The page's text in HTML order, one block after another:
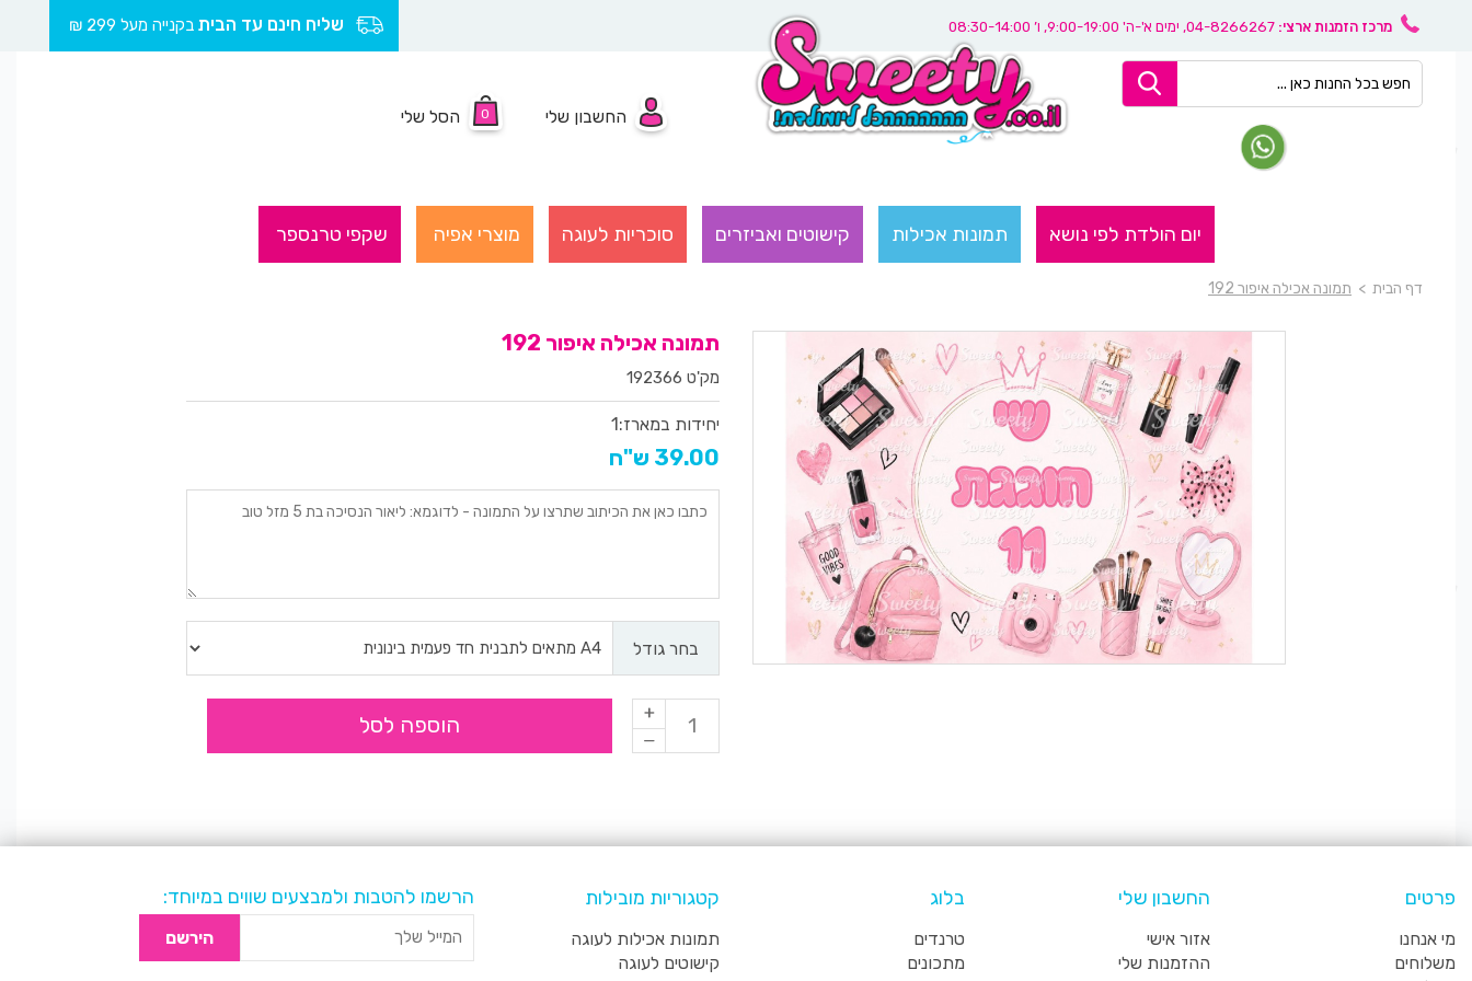
מרכז הזמנות ארצי: 04-8266267, ימים א'-ה' 9:00-19:00, ו’ 08:30-14:00 שליח חינם עד הבית בקנייה מעל 299 ₪
החשבון שלי 0 הסל שלי
יום הולדת לפי נושא תמונות אכילות קישוטים ואביזרים סוכריות לעוגה מוצרי אפיה שקפי טרנספר
דף הבית > תמונה אכילה איפור 192
תמונה אכילה איפור 192
מק'ט 192366
יחידות במארז:1
39.00 ש"ח
בחר גודל
הוספה לסל
פרטים
מי אנחנו
משלוחים
החשבון שלי
אזור אישי
ההזמנות שלי
בלוג
טרנדים
מתכונים
קטגוריות מובילות
תמונות אכילות לעוגה
קישוטים לעוגה
הרשמו להטבות ולמבצעים שווים במיוחד:
הירשם